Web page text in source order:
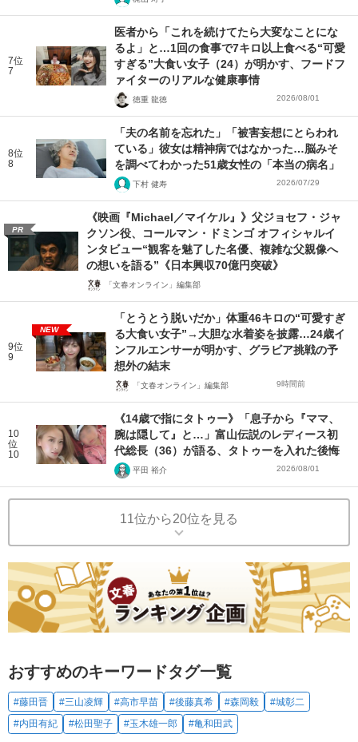
7位
7
医者から「これを続けてたら大変なことにな
るよ」と…1回の食事で7キロ以上食べる“可愛
すぎる”大食い女子（24）が明かす、フードフ
ァイターのリアルな健康事情
徳重 龍徳 2026/08/01
8位
8
「夫の名前を忘れた」「被害妄想にとらわれ
ている」彼女は精神病ではなかった…脳みそ
を調べてわかった51歳女性の「本当の病名」
下村 健寿 2026/07/29
PR
《映画『Michael／マイケル』》父ジョセフ・ジャ
クソン役、コールマン・ドミンゴ オフィシャルイ
ンタビュー“観客を魅了した名優、複雑な父親像へ
の想いを語る”《日本興収70億円突破》
「文春オンライン」編集部
9位
9
NEW
「とうとう脱いだか」体重46キロの“可愛すぎ
る大食い女子”→大胆な水着姿を披露…24歳イ
ンフルエンサーが明かす、グラビア挑戦の予
想外の結末
「文春オンライン」編集部 9時間前
10
位
10
《14歳で指にタトゥー》「息子から『ママ、
腕は隠して』と…」富山伝説のレディース初
代総長（36）が語る、タトゥーを入れた後悔
平田 裕介 2026/08/01
11位から20位を見る
おすすめのキーワードタグ一覧
#藤田晋 #三山凌輝 #高市早苗 #後藤真希 #森岡毅
#城彰二
#内田有紀
#松田聖子 #玉木雄一郎 #亀和田武